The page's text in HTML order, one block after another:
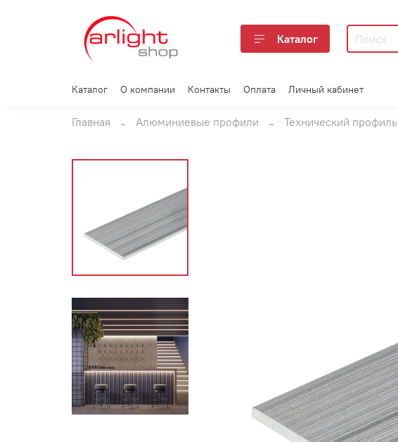
Каталог
Каталог О компании Контакты Оплата Личный кабинет
Главная Алюминиевые профили Технический профиль